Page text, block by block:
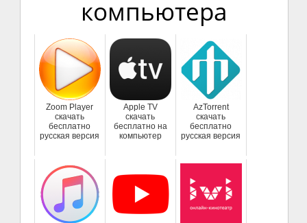
компьютера
Zoom Player
скачать
бесплатно
русская версия
Apple TV
скачать
бесплатно на
компьютер
AzTorrent
скачать
бесплатно
русская версия